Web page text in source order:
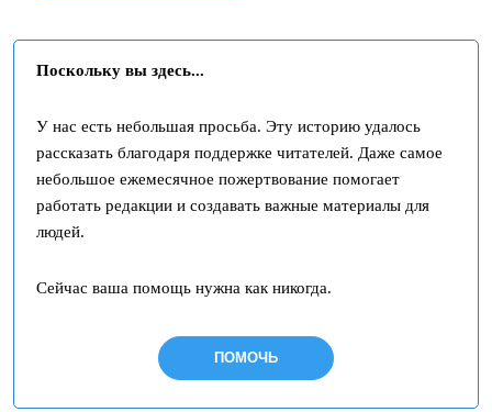
Поскольку вы здесь...
У нас есть небольшая просьба. Эту историю удалось
рассказать благодаря поддержке читателей. Даже самое
небольшое ежемесячное пожертвование помогает
работать редакции и создавать важные материалы для
людей.
Сейчас ваша помощь нужна как никогда.
ПОМОЧЬ